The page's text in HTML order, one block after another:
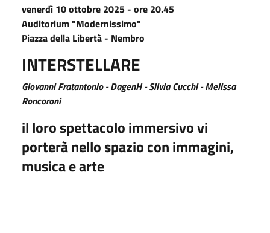
venerdì 10 ottobre 2025 - ore 20.45
Auditorium "Modernissimo"
Piazza della Libertà - Nembro
INTERSTELLARE
Giovanni Fratantonio - DagenH - Silvia Cucchi - Melissa
Roncoroni
il loro spettacolo immersivo vi
porterà nello spazio conimmagini,
musica e arte